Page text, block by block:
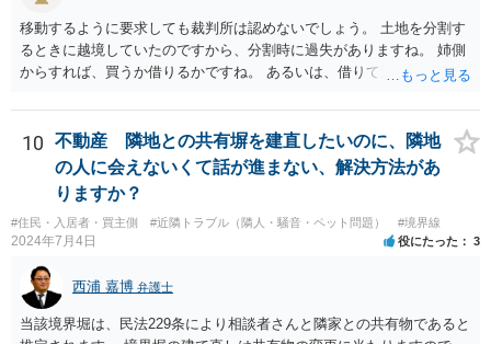
移動するように要求しても裁判所は認めないでしょう。 土地を分割す
るときに越境していたのですから、分割時に過失がありますね。 姉側
からすれば、買うか借りるかですね。 あるいは、借りて置いて、次回
ば、異動や撤去を求めることは、信義則上、認められないので どこか
で妥協するしかないでしょうね。
10
不動産 隣地との共有塀を建直したいのに、隣地
の人に会えないくて話が進まない、解決方法があ
りますか？
#住民・入居者・買主側 #近隣トラブル（隣人・騒音・ペット問題） #境界線
2024年7月4日 役にたった 3
西浦 嘉博 弁護士
当該境界堀は、民法229条により相談者さんと隣家との共有物であると